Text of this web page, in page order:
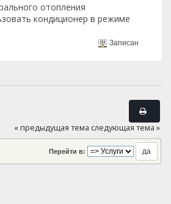
отопления
кондиционер в режиме
Записан
« предыдущая тема следующая тема »
Перейти в: